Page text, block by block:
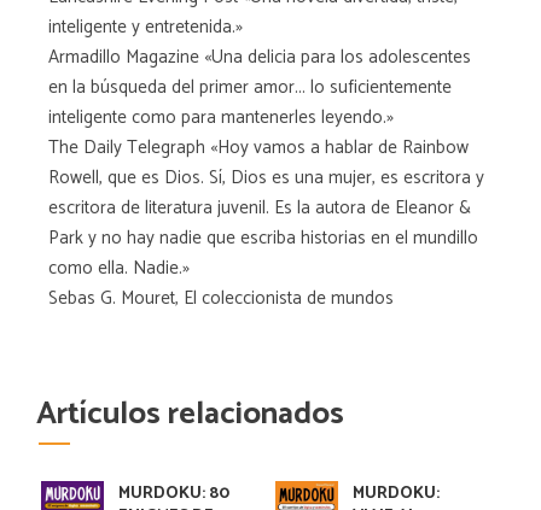
inteligente y entretenida.»
Armadillo Magazine «Una delicia para los adolescentes
en la búsqueda del primer amor... lo suficientemente
inteligente como para mantenerles leyendo.»
The Daily Telegraph «Hoy vamos a hablar de Rainbow
Rowell, que es Dios. Sí, Dios es una mujer, es escritora y
escritora de literatura juvenil. Es la autora de Eleanor &
Park y no hay nadie que escriba historias en el mundillo
como ella. Nadie.»
Sebas G. Mouret, El coleccionista de mundos
Artículos relacionados
MURDOKU: 80
MURDOKU: